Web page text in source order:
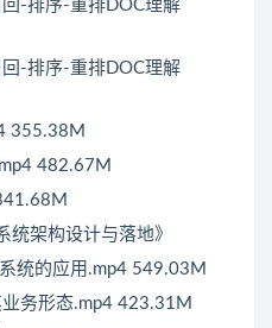
-排序-重排DOC理解
-排序-重排DOC理解
355.38M
482.67M
架构设计与落地》
统的应用.mp4 549.03M
务形态.mp4 423.31M